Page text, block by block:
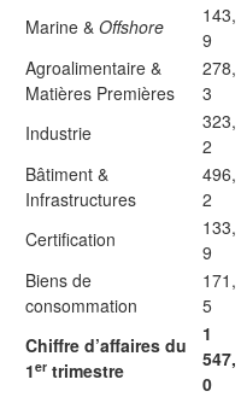
Marine & Offshore
143,
9
Agroalimentaire &
Matières Premières
278,
3
Industrie
323,
2
Bâtiment &
Infrastructures
496,
2
Certification
133,
9
Biens de
consommation
171,
5
Chiffre d’affaires du
1er trimestre
1
547,
0